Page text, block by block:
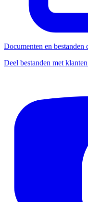
Documenten en bestanden
Deel bestanden met